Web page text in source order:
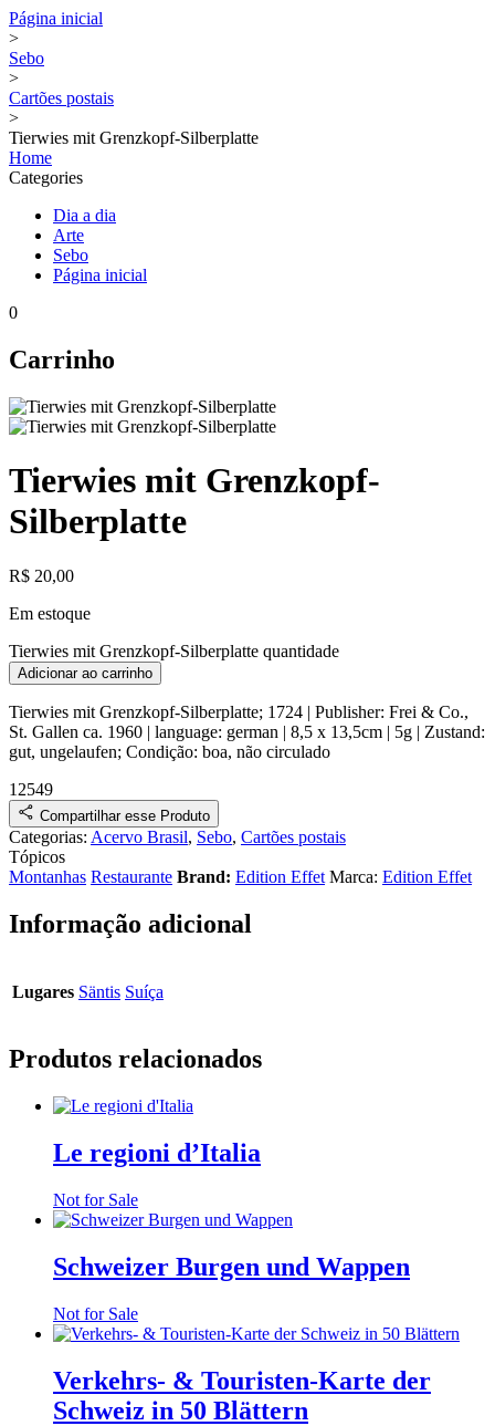
Página inicial
>
Sebo
>
Cartões postais
>
Tierwies mit Grenzkopf-Silberplatte
Home
Categories
Dia a dia
Arte
Sebo
Página inicial
0
Carrinho
Tierwies mit Grenzkopf-
Silberplatte
R$ 20,00
Em estoque
Tierwies mit Grenzkopf-Silberplatte quantidade
Adicionar ao carrinho
Tierwies mit Grenzkopf-Silberplatte; 1724 | Publisher: Frei & Co.,
St. Gallen ca. 1960 | language: german | 8,5 x 13,5cm | 5g | Zustand:
gut, ungelaufen; Condição: boa, não circulado
12549
Compartilhar esse Produto
Categorias: Acervo Brasil, Sebo, Cartões postais
Tópicos
Montanhas Restaurante Brand: Edition Effet Marca: Edition Effet
Informação adicional
Lugares Säntis Suíça
Produtos relacionados
Le regioni d’Italia
Not for Sale
Schweizer Burgen und Wappen
Not for Sale
Verkehrs- & Touristen-Karte der
Schweiz in 50 Blättern